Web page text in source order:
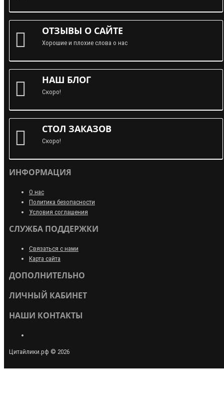
ОТЗЫВЫ О САЙТЕ
Хорошие и плохие слова о нас
НАШ БЛОГ
Скоро!
СТОЛ ЗАКАЗОВ
Скоро!
ИНФОРМАЦИЯ
О нас
Политика безопасности
Условия соглашения
СЛУЖБА ПОДДЕРЖКИ
Связаться с нами
Карта сайта
ДОПОЛНИТЕЛЬНО
ЛИЧНЫЙ КАБИНЕТ
НАШИ КОНТАКТЫ
Цитайлики.рф © 2026